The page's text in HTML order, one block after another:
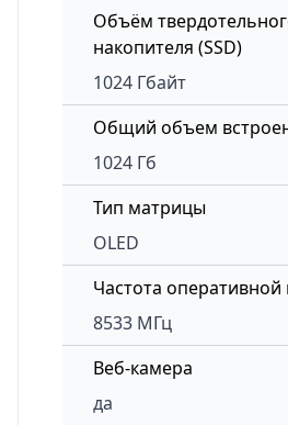
Объём
накопителя (SSD)
1024 Гбайт
Общий объем
1024 Гб
Тип матрицы
OLED
Частота оперативной
8533 МГц
Веб-камера
да